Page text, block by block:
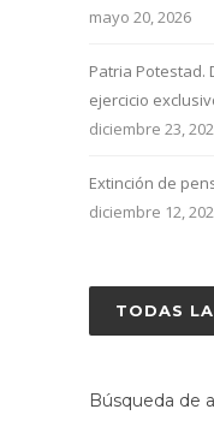
mayo 20, 2026
Patria Potestad.
ejercicio
diciembre 23,
Extinción de
diciembre 12,
TODAS
Búsqueda de